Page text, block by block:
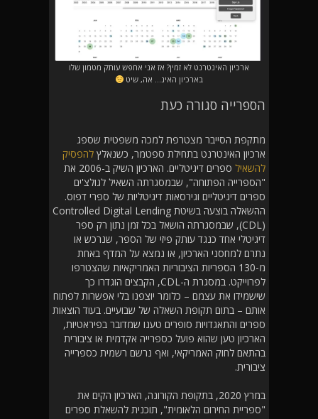
ארכיון האינטרנט לא זמין? אז אני אחפש עותק מטמון שלו
בארכיון האינ… אה, שיט
הספרייה סגורה כעת
מתקפת הסייבר מצטרפת למכה משפטית שספג
ארכיון האינטרנט בתחילת ספטמר, כשנאלץ להפסיק
להשאיל
ספרים דיגיטליים. הארכיון השיק ב-2006 את
"הספרייה הפתוחה", שבמסגרתה השאיל לגולצ'ים
ספרים דיגיטליים וגירסאות דיגיטליות של ספרי דפוס.
ההשאלה בוצעה בשיטת Controlled Digital Lending
(CDL), שבמסגרתה הושאל בכל זמן נתון רק ספר
דיגיטלי אחד כנגד עותק פיזי של הספר, שנרכש או
נתרם למחסני הארכיון, או נמצא על המדף באחת
מ-130 הספריות הציבוריות האמריקאיות שהצטרפו
לפרוייקט. במסגרת ה-CDL, הקבצים הוגדרו כך
שישמידו את עצמם – כלומר יוצפנו בלי אפשרות לפתוח
אותם – בתום תקופת השאלה של שבועיים. בעוד הוצאות
ספרים והתאגדויות סופרים טענו שמדובר בפיראטיות,
הארכיון טען שהוא פועל כספרייה אקדמית או ציבורית
בהתאם לחוק האמריקאי, ואף נרשם רשמית כספרייה
ציבורית.
במרץ 2020, בתקופת הקורונה, הארכיון הקים את
"ספריית החירום הלאומית", תוכנית להשאלת ספרים